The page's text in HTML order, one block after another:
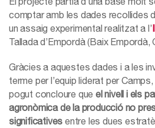
comptar amb les dades recollides
un assaig experimental realitzat a l’
Tallada d’Empordà (Baix Empordà,
Gràcies a aquestes dades i a les
terme per l’equip liderat per
pogut concloure queel nivell i els
agronòmica de la producció no
significatives entre les dues